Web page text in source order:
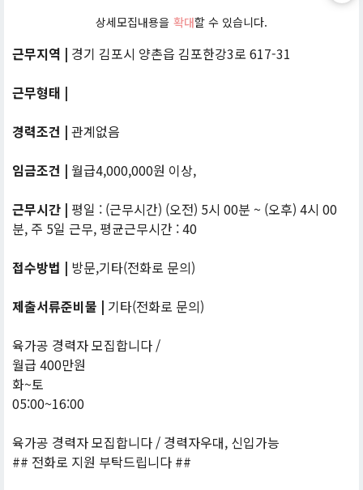
상세모집내용을 확대할 수 있습니다.
근무지역 | 경기 김포시 양촌읍 김포한강3로 617-31
근무형태 |
경력조건 | 관계없음
임금조건 | 월급4,000,000원 이상,
근무시간 | 평일 : (근무시간) (오전) 5시 00분 ~ (오후) 4시 00
분, 주 5일 근무, 평균근무시간 : 40
접수방법 | 방문,기타(전화로 문의)
제출서류준비물 | 기타(전화로 문의)
육가공 경력자 모집합니다 /
월급 400만원
화~토
05:00~16:00
육가공 경력자 모집합니다 / 경력자우대, 신입가능
## 전화로 지원 부탁드립니다 ##